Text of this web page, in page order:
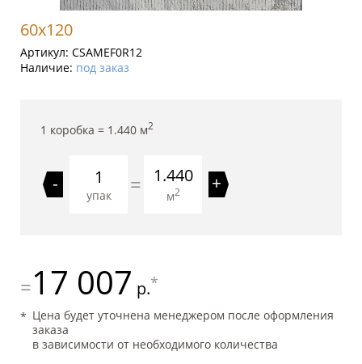
60x120
Артикул: CSAMEF0R12
Наличие: под заказ
1 коробка = 1.440 м2
-
упак = 1.440
м2 +
=17 007 р.*
Цена будет уточнена менеджером после оформления
заказа
в зависимости от необходимого количества